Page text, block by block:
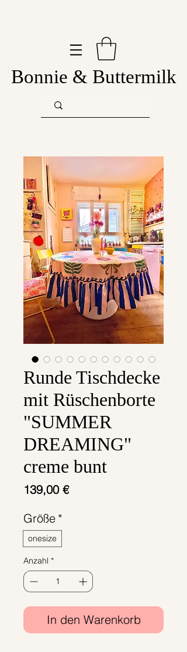
Bonnie & Buttermilk
Runde Tischdecke
mit Rüschenborte
"SUMMER
DREAMING"
creme bunt
139,00 €Preis
Größe *
onesize
Anzahl *
In den Warenkorb